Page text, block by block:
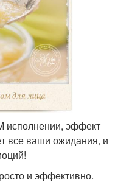
эффект
все ваши ожидания, и
и эффективно.